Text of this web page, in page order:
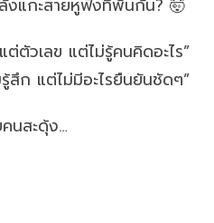
งแกะสายหูฟังที่พันกัน? 🤯
ตัวเลข แต่ไม่รู้คนคิดอะไร”
สึก แต่ไม่มีอะไรยืนยันชัดๆ”
นสะดุ้ง…